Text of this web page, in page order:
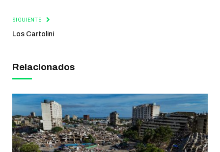
SIGUIENTE
Los Cartolini
Relacionados